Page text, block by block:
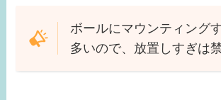
ボールにマウンティング
多いので、放置しすぎは